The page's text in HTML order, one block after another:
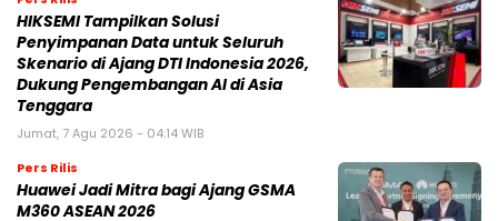
HIKSEMI Tampilkan Solusi
Penyimpanan Data untuk Seluruh
Skenario di Ajang DTI Indonesia 2026,
Dukung Pengembangan AI di Asia
Tenggara
Jumat, 7 Agu 2026 - 04:14 WIB
Pers Rilis
Huawei Jadi Mitra bagi Ajang GSMA
M360 ASEAN 2026